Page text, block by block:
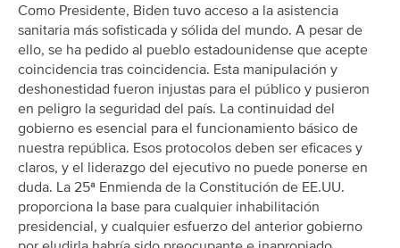
Como Presidente, Biden tuvo acceso a la asistencia
sanitaria más sofisticada y sólida del mundo. A pesar de
ello, se ha pedido al pueblo estadounidense que acepte
coincidencia tras coincidencia. Esta manipulación y
deshonestidad fueron injustas para el público y pusieron
en peligro la seguridad del país. La continuidad del
gobierno es esencial para el funcionamiento básico de
nuestra república. Esos protocolos deben ser eficaces y
claros, y el liderazgo del ejecutivo no puede ponerse en
duda. La 25ª Enmienda de la Constitución de EE.UU.
proporciona la base para cualquier inhabilitación
presidencial, y cualquier esfuerzo del anterior gobierno